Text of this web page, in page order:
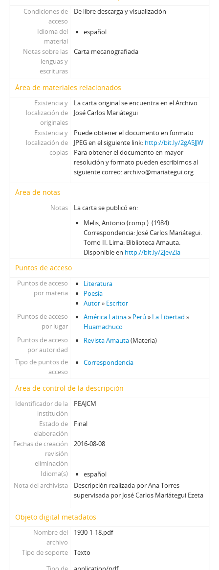
Condiciones de
acceso
De libre descarga y visualización
Idioma del
material
español
Notas sobre las
lenguas y
escrituras
Carta mecanografiada
Área de materiales relacionados
Existencia y
localización de
originales
La carta original se encuentra en el Archivo
José Carlos Mariátegui
Existencia y
localización de
copias
Puede obtener el documento en formato
JPEG en el siguiente link: http://bit.ly/2gA5JJW
Para obtener el documento en mayor
resolución y formato pueden escribirnos al
siguiente correo: archivo@mariategui.org
Área de notas
Notas
La carta se publicó en:
Melis, Antonio (comp.). (1984).
Correspondencia: José Carlos Mariátegui.
Tomo II. Lima: Biblioteca Amauta.
Disponible en http://bit.ly/2jevZia
Puntos de acceso
Puntos de acceso
por materia
Literatura
Poesía
Autor» Escritor
Puntos de acceso
por lugar
América Latina» Perú » La Libertad »
Huamachuco
Puntos de acceso
por autoridad
Revista Amauta(Materia)
Tipo de puntos de
acceso
Correspondencia
Área de control de la descripción
Identificador de la
institución
PEAJCM
Estado de
elaboración
Final
Fechas de creación
revisión
eliminación
2016-08-08
Idioma(s)
español
Nota del archivista
Descripción realizada por Ana Torres
supervisada por José Carlos Mariátegui Ezeta
Objeto digital metadatos
Nombre del
archivo
1930-1-18.pdf
Tipo de soporte
Texto